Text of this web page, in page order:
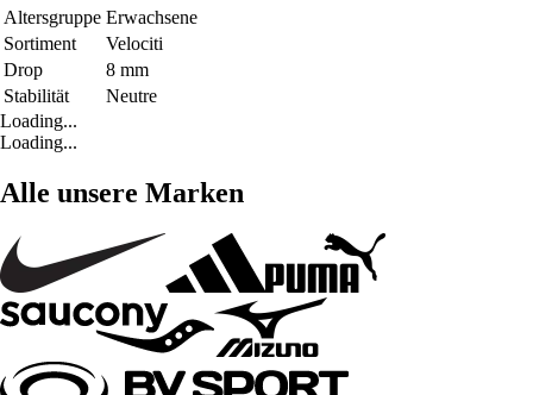
Altersgruppe Erwachsene
Sortiment
Velociti
Drop
8 mm
Stabilität
Neutre
Loading...
Loading...
Alle unsere Marken